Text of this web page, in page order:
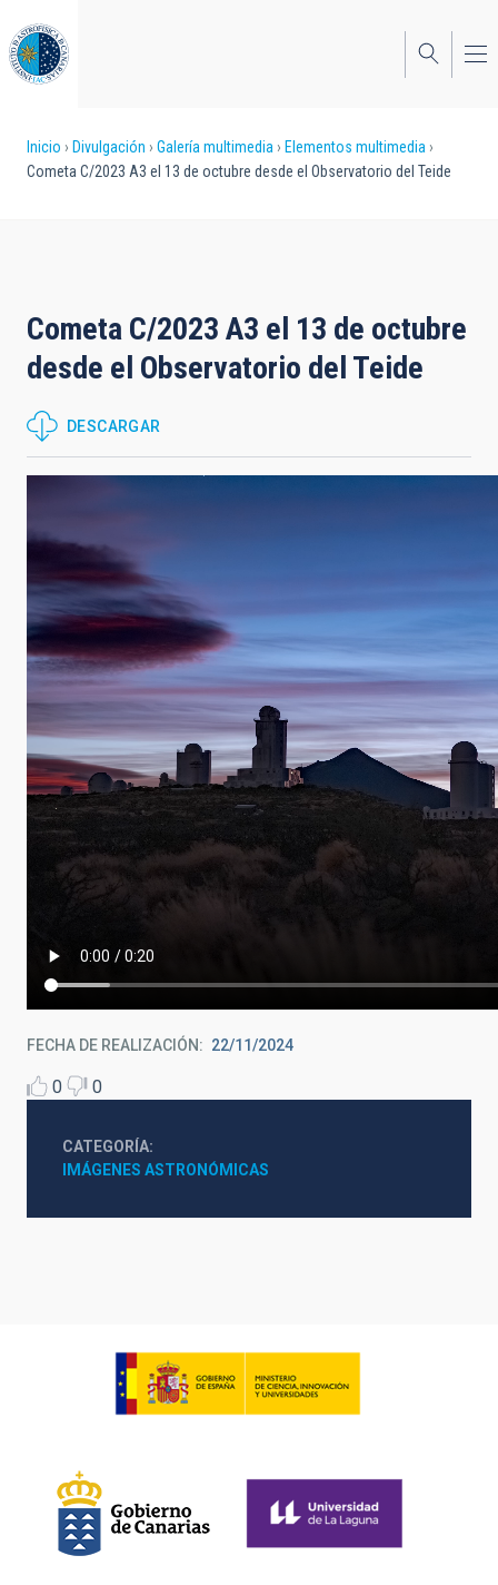
al
contenido
principal
Sobrescribir
a
la
navegación
Inicio Divulgación Galería multimedia
Elementos multimedia
Cometa C/2023 A3 el 13 de octubre desde el Observatorio del Teide
Cometa C/2023 A3 el 13 de octubre
desde el Observatorio del Teide
DESCARGAR
FECHA DE REALIZACIÓN 22/11/2024
0 0
CATEGORÍA
IMÁGENES ASTRONÓMICAS